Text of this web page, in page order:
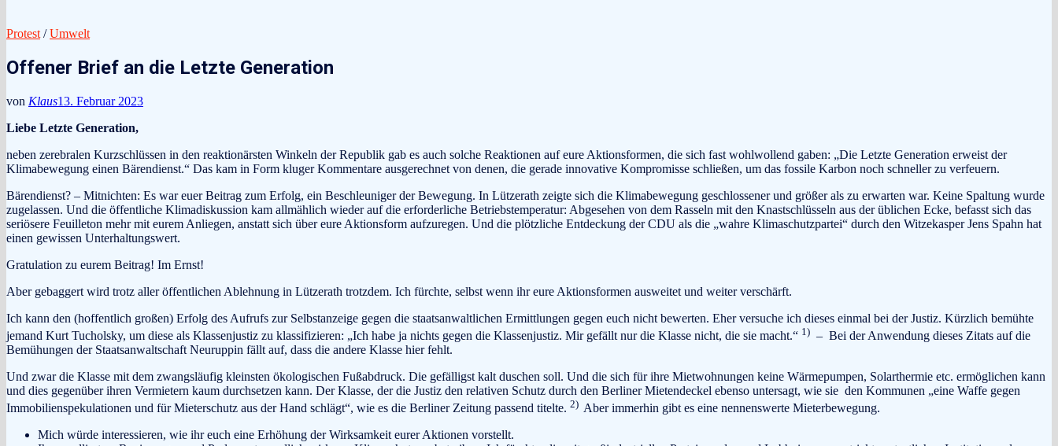
Protest /Umwelt
Offener Brief an die Letzte Generation
von Klaus13. Februar 2023
Liebe Letzte Generation,
neben zerebralen Kurzschlüssen in den reaktionärsten Winkeln der Republik gab es auch solche Reaktionen auf eure Aktionsformen, die sich fast wohlwollend gaben: „Die Letzte Generation erweist der
Klimabewegung einen Bärendienst.“ Das kam in Form kluger Kommentare ausgerechnet von denen, die gerade innovative Kompromisse schließen, um das fossile Karbon noch schneller zu verfeuern.
Bärendienst? – Mitnichten: Es war euer Beitrag zum Erfolg, ein Beschleuniger der Bewegung. In Lützerath zeigte sich die Klimabewegung geschlossener und größer als zu erwarten war. Keine Spaltung wurde
zugelassen. Und die öffentliche Klimadiskussion kam allmählich wieder auf die erforderliche Betriebstemperatur: Abgesehen von dem Rasseln mit den Knastschlüsseln aus der üblichen Ecke, befasst sich das
seriösere Feuilleton mehr mit eurem Anliegen, anstatt sich über eure Aktionsform aufzuregen. Und die plötzliche Entdeckung der CDU als die „wahre Klimaschutzpartei“ durch den Witzekasper Jens Spahn hat
einen gewissen Unterhaltungswert.
Gratulation zu eurem Beitrag! Im Ernst!
Aber gebaggert wird trotz aller öffentlichen Ablehnung in Lützerath trotzdem. Ich fürchte, selbst wenn ihr eure Aktionsformen ausweitet und weiter verschärft.
Ich kann den (hoffentlich großen) Erfolg des Aufrufs zur Selbstanzeige gegen die staatsanwaltlichen Ermittlungen gegen euch nicht bewerten. Eher versuche ich dieses einmal bei der Justiz. Kürzlich bemühte
jemand Kurt Tucholsky, um diese als Klassenjustiz zu klassifizieren: „Ich habe ja nichts gegen die Klassenjustiz. Mir gefällt nur die Klasse nicht, die sie macht.“ 1) – Bei der Anwendung dieses Zitats auf die
Bemühungen der Staatsanwaltschaft Neuruppin fällt auf, dass die andere Klasse hier fehlt.
Und zwar die Klasse mit dem zwangsläufig kleinsten ökologischen Fußabdruck. Die gefälligst kalt duschen soll. Und die sich für ihre Mietwohnungen keine Wärmepumpen, Solarthermie etc. ermöglichen kann
und dies gegenüber ihren Vermietern kaum durchsetzen kann. Der Klasse, der die Justiz den relativen Schutz durch den Berliner Mietendeckel ebenso untersagt, wie sie den Kommunen „eine Waffe gegen
Immobilienspekulationen und für Mieterschutz aus der Hand schlägt“, wie es die Berliner Zeitung passend titelte. 2) Aber immerhin gibt es eine nennenswerte Mieterbewegung.
Mich würde interessieren, wie ihr euch eine Erhöhung der Wirksamkeit eurer Aktionen vorstellt.